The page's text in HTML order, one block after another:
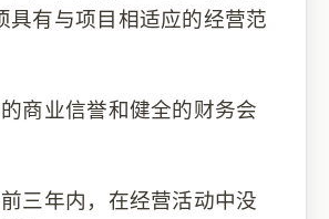
具有与项目相适应的经营范
商业信誉和健全的财务会
三年内，在经营活动中没